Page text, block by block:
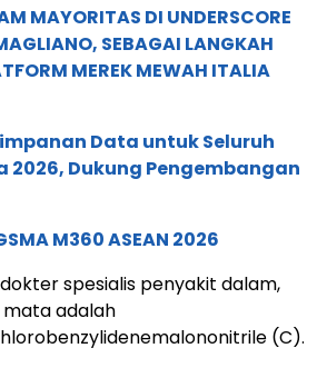
MAYORITAS DI UNDERSCORE
SEBAGAI LANGKAH
MEREK MEWAH ITALIA
Data untuk Seluruh
2026, Dukung Pengembangan
M360 ASEAN 2026
spesialis penyakit dalam,
mata adalah
(C).